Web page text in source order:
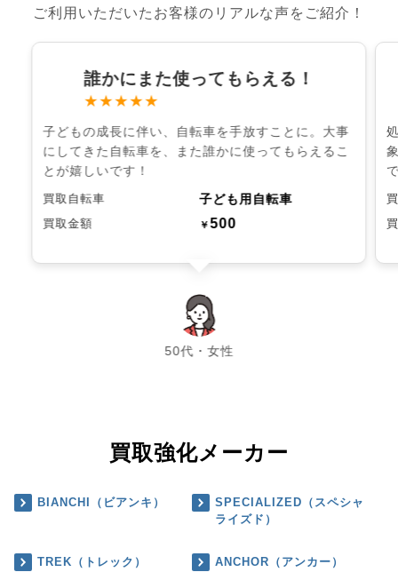
ご利用いただいたお客様のリアルな声をご紹介！
誰かにまた使ってもらえる！
★★★★★
子どもの成長に伴い、自転車を手放すことに。大事
にしてきた自転車を、また誰かに使ってもらえるこ
とが嬉しいです！
買取自転車 子ども用自転車
買取金額 ￥500
50代・女性
chevron_left chevron_right
買取強化メーカー
BIANCHI（ビアンキ）
SPECIALIZED（スペシャ
ライズド）
TREK（トレック） ANCHOR（アンカー）